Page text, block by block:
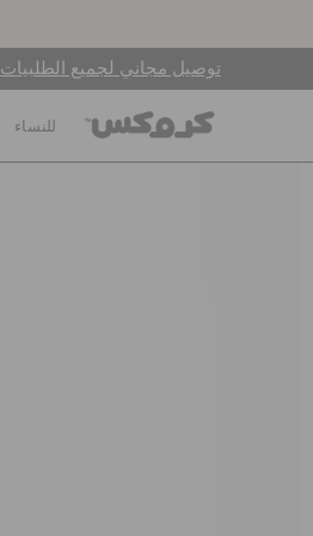
توصيل مجاني لجميع الطلبيات
للنساء